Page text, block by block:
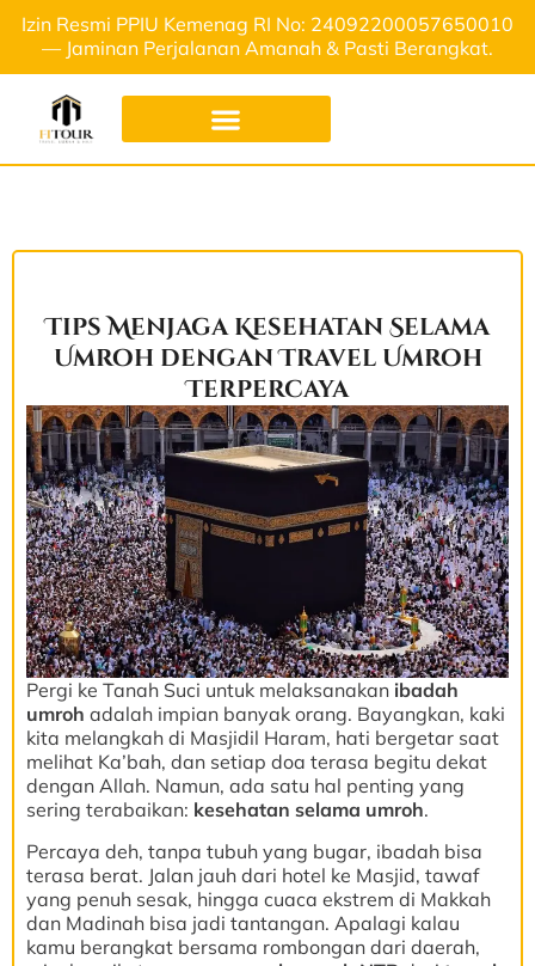
Izin Resmi PPIU Kemenag RI No: 24092200057650010
— Jaminan Perjalanan Amanah & Pasti Berangkat.
Tips Menjaga Kesehatan Selama
Umroh dengan Travel Umroh
Terpercaya
Pergi ke Tanah Suci untuk melaksanakan ibadah
umroh adalah impian banyak orang. Bayangkan, kaki
kita melangkah di Masjidil Haram, hati bergetar saat
melihat Ka’bah, dan setiap doa terasa begitu dekat
dengan Allah. Namun, ada satu hal penting yang
sering terabaikan: kesehatan selama umroh.
Percaya deh, tanpa tubuh yang bugar, ibadah bisa
terasa berat. Jalan jauh dari hotel ke Masjid, tawaf
yang penuh sesak, hingga cuaca ekstrem di Makkah
dan Madinah bisa jadi tantangan. Apalagi kalau
kamu berangkat bersama rombongan dari daerah,